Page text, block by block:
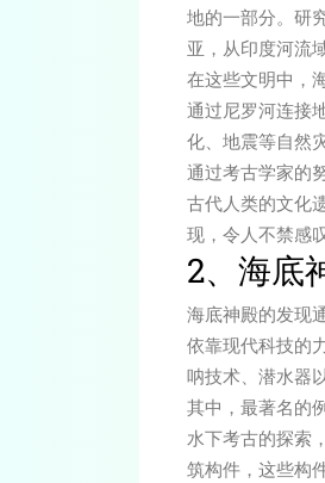
地的一部分。研
亚，从印度河流
在这些文明中，
通过尼罗河连接
化、地震等自然
通过考古学家的
古代人类的文化
现，令人不禁感
2、海底
海底神殿的发现
依靠现代科技的
呐技术、潜水器
其中，最著名的
水下考古的探索
筑构件，这些构